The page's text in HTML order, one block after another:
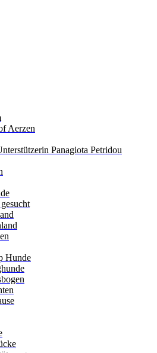
Aerzen
Panagiota Petridou
Hunde